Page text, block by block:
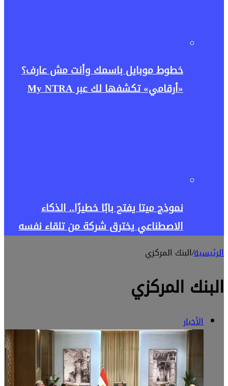
خطوط موبايل باسمك وأنت مش عارف؟
«أرقامي» تكشفها لك عبر My NTRA
نموذج ميتا يفتح بابًا خطيرًا.. الذكاء
الاصطناعي يخترق شركة من تلقاء نفسه
الرئيسية/البنك المركزي
البنك المركزي
الأخبار